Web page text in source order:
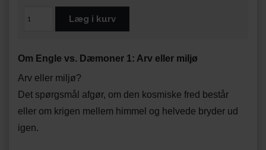
Om Engle vs. Dæmoner 1: Arv eller miljø
Arv eller miljø?
Det spørgsmål afgør, om den kosmiske fred består
eller om krigen mellem himmel og helvede bryder ud
igen.